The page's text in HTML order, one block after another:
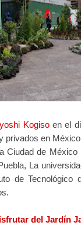
Kogisoen el
privados en
Ciudad de
La
de Tecnológico
del Jardín